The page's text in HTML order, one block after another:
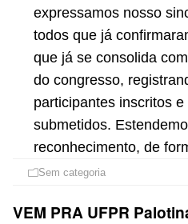
expressamos nosso
todos que já
que já se consolida
do congresso,
participantes inscritos
submetidos.
reconhecimento, de
Sem categoria
VEM PRA UFPR